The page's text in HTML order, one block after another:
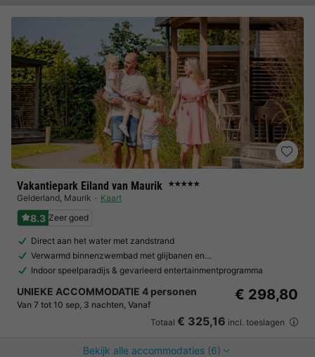
Vakantiepark Eiland van Maurik ★★★★★
Gelderland, Maurik Kaart
8.3 Zeer goed
Direct aan het water met zandstrand
Verwarmd binnenzwembad met glijbanen en…
Indoor speelparadijs & gevarieerd entertainmentprogramma
UNIEKE ACCOMMODATIE 4 personen
Van 7 tot 10 sep, 3 nachten, Vanaf
€ 298,80
Totaal € 325,16 incl. toeslagen
Bekijk alle accommodaties (6)